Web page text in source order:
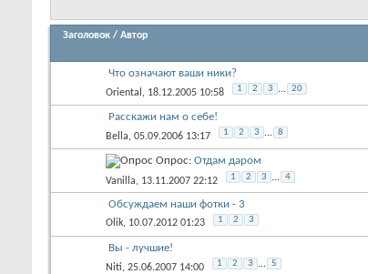
Заголовок / Автор
Что означают ваши ники?
Oriental , 18.12.2005 10:58 1 2 3 ... 20
Расскажи нам о себе!
Bella, 05.09.2006 13:17 1 2 3 ... 8
Опрос: Отдам даром
Vanilla, 13.11.2007 22:12 1 2 3 ... 4
Обсуждаем наши фотки - 3
Olik, 10.07.2012 01:23 1 2 3
Вы - лучшие!
Niti, 25.06.2007 14:00 1 2 3 ... 5